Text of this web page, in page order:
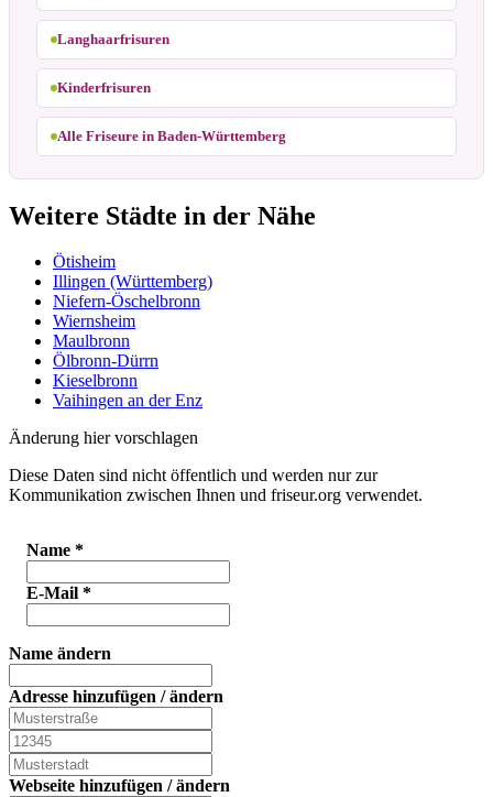
Langhaarfrisuren
Kinderfrisuren
Alle Friseure in Baden-Württemberg
Weitere Städte in der Nähe
Ötisheim
Illingen (Württemberg)
Niefern-Öschelbronn
Wiernsheim
Maulbronn
Ölbronn-Dürrn
Kieselbronn
Vaihingen an der Enz
Änderung hier vorschlagen
Diese Daten sind nicht öffentlich und werden nur zur
Kommunikation zwischen Ihnen und friseur.org verwendet.
Name *
E-Mail *
Name ändern
Adresse hinzufügen / ändern
Webseite hinzufügen / ändern